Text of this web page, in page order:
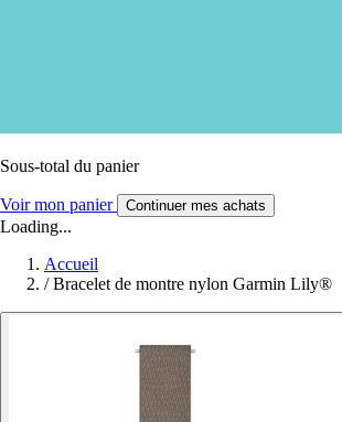
Sous-total du panier
Voir mon panier Continuer mes achats
Loading...
Accueil
/ Bracelet de montre nylon Garmin Lily®